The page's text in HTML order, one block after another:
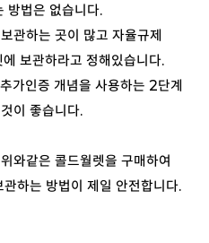
방법은 없습니다.
관하는 곳이 많고 자율규제
보관하라고 정해있습니다.
가인증 개념을 사용하는 2단계
이 좋습니다.
와같은 콜드월렛을 구매하여
하는 방법이 제일 안전합니다.